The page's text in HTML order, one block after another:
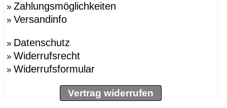
» Zahlungsmöglichkeiten
» Versandinfo
» Datenschutz
» Widerrufsrecht
» Widerrufsformular
Vertrag widerrufen